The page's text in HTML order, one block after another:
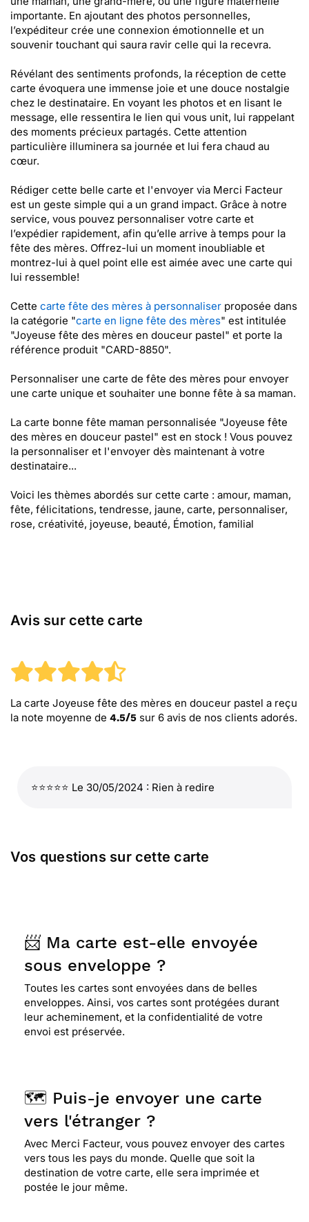
importante. En ajoutant des photos personnelles,
l’expéditeur crée une connexion émotionnelle et un
souvenir touchant qui saura ravir celle qui la recevra.
Révélant des sentiments profonds, la réception de cette
carte évoquera une immense joie et une douce nostalgie
chez le destinataire. En voyant les photos et en lisant le
message, elle ressentira le lien qui vous unit, lui rappelant
des moments précieux partagés. Cette attention
particulière illuminera sa journée et lui fera chaud au
cœur.
Rédiger cette belle carte et l'envoyer via Merci Facteur
est un geste simple qui a un grand impact. Grâce à notre
service, vous pouvez personnaliser votre carte et
l’expédier rapidement, afin qu’elle arrive à temps pour la
fête des mères. Offrez-lui un moment inoubliable et
montrez-lui à quel point elle est aimée avec une carte qui
lui ressemble!
Cette carte fête des mères à personnaliser proposée dans
la catégorie "carte en ligne fête des mères" est intitulée
"Joyeuse fête des mères en douceur pastel" et porte la
référence produit "CARD-8850".
Personnaliser une carte de fête des mères pour envoyer
une carte unique et souhaiter une bonne fête à sa maman.
La carte bonne fête maman personnalisée "Joyeuse fête
des mères en douceur pastel" est en stock ! Vous pouvez
la personnaliser et l'envoyer dès maintenant à votre
destinataire...
Voici les thèmes abordés sur cette carte : amour, maman,
fête, félicitations, tendresse, jaune, carte, personnaliser,
rose, créativité, joyeuse, beauté, Émotion, familial
Avis sur cette carte
La carte Joyeuse fête des mères en douceur pastel a reçu
la note moyenne de 4.5/5 sur 6 avis de nos clients adorés.
⭐⭐⭐⭐⭐ Le 30/05/2024 : Rien à redire
Vos questions sur cette carte
📨 Ma carte est-elle envoyée
sous enveloppe ?
Toutes les cartes sont envoyées dans de belles
enveloppes. Ainsi, vos cartes sont protégées durant
leur acheminement, et la confidentialité de votre
envoi est préservée.
🗺️ Puis-je envoyer une carte
vers l'étranger ?
Avec Merci Facteur, vous pouvez envoyer des cartes
vers tous les pays du monde. Quelle que soit la
destination de votre carte, elle sera imprimée et
postée le jour même.